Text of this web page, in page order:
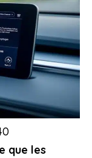
que les